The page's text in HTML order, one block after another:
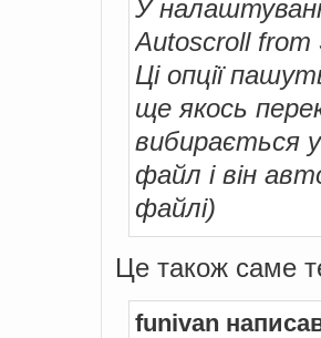
У
Autoscroll
Ці опції
ще якось
вибирається
файл і він
файлі)
Це також саме
funivan